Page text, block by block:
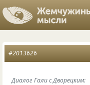
#2013626
Диалог Гали с Дворецким: